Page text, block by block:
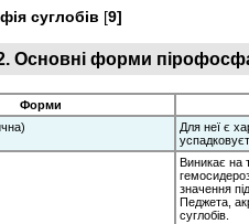
суглобів [9]
Основні форми
Форми
Для неї є
Виникає на
значення
Педжета,
суглобів.